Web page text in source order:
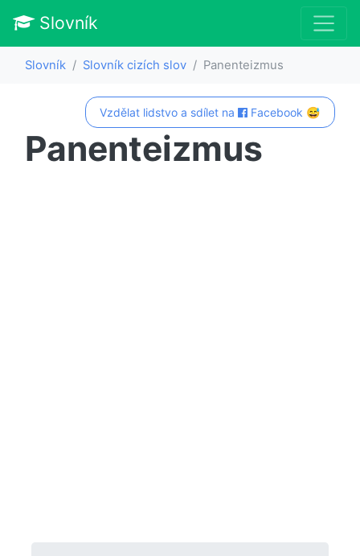
Slovník
Slovník Slovník cizích slov Panenteizmus
Vzdělat lidstvo a sdílet na Facebook 😅
Panenteizmus